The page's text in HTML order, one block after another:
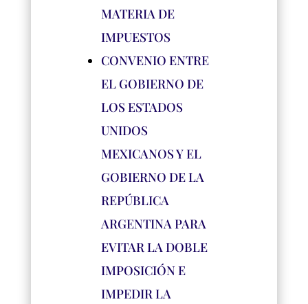
MATERIA DE
IMPUESTOS
CONVENIO ENTRE
EL GOBIERNO DE
LOS ESTADOS
UNIDOS
MEXICANOS Y EL
GOBIERNO DE LA
REPÚBLICA
ARGENTINA PARA
EVITAR LA DOBLE
IMPOSICIÓN E
IMPEDIR LA